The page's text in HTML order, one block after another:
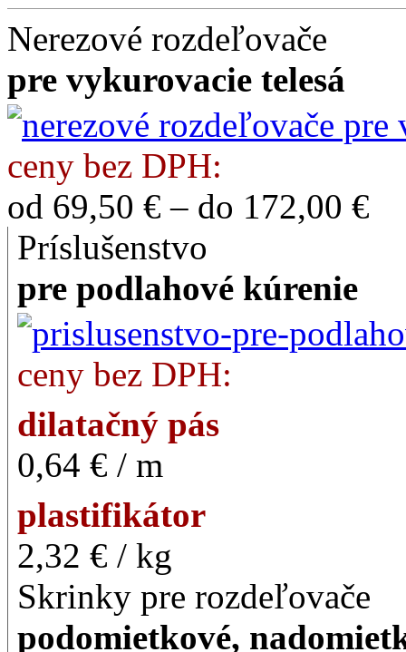
Nerezové rozdeľovače
pre vykurovacie telesá
ceny bez DPH:
od 69,50 € – do 172,00 €
Príslušenstvo
pre podlahové kúrenie
ceny bez DPH:
dilatačný pás
0,64 € / m
plastifikátor
2,32 € / kg
Skrinky pre rozdeľovače
podomietkové,